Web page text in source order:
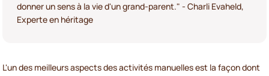
donner un sens à la vie d'un grand-parent." - Charli Evaheld,
Experte en héritage
L'un des meilleurs aspects des activités manuelles est la façon dont